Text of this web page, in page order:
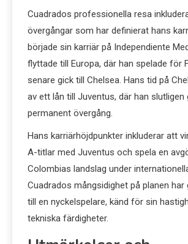
Cuadrados professionella resa
övergångar som har definierat hans
började sin karriär på Independiente
flyttade till Europa, där han spelade för
senare gick till Chelsea. Hans tid på
av ett lån till Juventus, där han slutligen
permanent övergång.
Hans karriärhöjdpunkter inkluderar att
A-titlar med Juventus och spela en
Colombias landslag under
Cuadrados mångsidighet på planen
till en nyckelspelare, känd för sin
tekniska färdigheter.